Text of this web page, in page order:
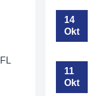
14
Okt
11
Okt